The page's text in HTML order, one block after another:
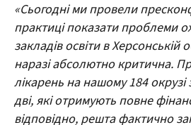
«Сьогодні ми провели
практиці показати проблеми
закладів освіти в Херсонській
наразі абсолютно критична.
лікарень на нашому 184
дві, які отримують повне
відповідно, решта фактично